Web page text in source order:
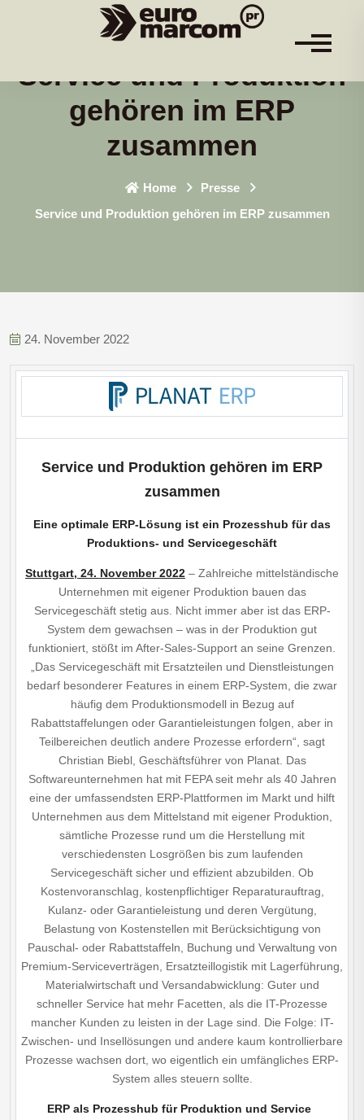
Service und Produktion
gehören im ERP
zusammen
Home
Presse
Service und Produktion gehören im ERP zusammen
24. November 2022
Service und Produktion gehören im ERP
zusammen
Eine optimale ERP-Lösung ist ein Prozesshub für das
Produktions- und Servicegeschäft
Stuttgart, 24. November2022 – Zahlreiche mittelständische
Unternehmen mit eigener Produktion bauen das
Servicegeschäft stetig aus. Nicht immer aber ist das ERP-
System dem gewachsen – was in der Produktion gut
funktioniert, stößt im After-Sales-Support an seine Grenzen.
„Das Servicegeschäft mit Ersatzteilen und Dienstleistungen
bedarf besonderer Features in einem ERP-System, die zwar
häufig dem Produktionsmodell in Bezug auf
Rabattstaffelungen oder Garantieleistungen folgen, aber in
Teilbereichen deutlich andere Prozesse erfordern“, sagt
Christian Biebl, Geschäftsführer von Planat. Das
Softwareunternehmen hat mit FEPA seit mehr als 40 Jahren
eine der umfassendsten ERP-Plattformen im Markt und hilft
Unternehmen aus dem Mittelstand mit eigener Produktion,
sämtliche Prozesse rund um die Herstellung mit
verschiedensten Losgrößen bis zum laufenden
Servicegeschäft sicher und effizient abzubilden. Ob
Kostenvoranschlag, kostenpflichtiger Reparaturauftrag,
Kulanz- oder Garantieleistung und deren Vergütung,
Belastung von Kostenstellen mit Berücksichtigung von
Pauschal- oder Rabattstaffeln, Buchung und Verwaltung von
Premium-Serviceverträgen, Ersatzteillogistik mit Lagerführung,
Materialwirtschaft und Versandabwicklung: Guter und
schneller Service hat mehr Facetten, als die IT-Prozesse
mancher Kunden zu leisten in der Lage sind. Die Folge: IT-
Zwischen- und Insellösungen und andere kaum kontrollierbare
Prozesse wachsen dort, wo eigentlich ein umfängliches ERP-
System alles steuern sollte.
ERP als Prozesshub für Produktion und Service